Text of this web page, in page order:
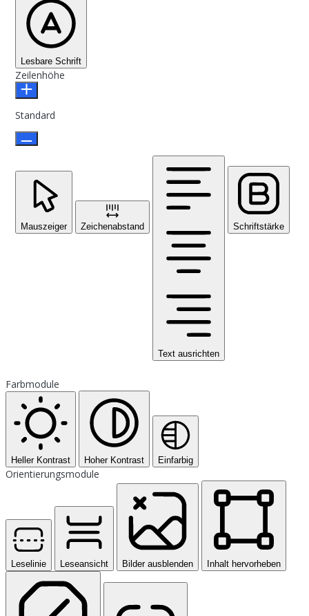
Lesbare Schrift
Zeilenhöhe
Standard
Mauszeiger Zeichenabstand
Text ausrichten
Schriftstärke
Farbmodule
Heller Kontrast Hoher Kontrast Einfarbig
Orientierungsmodule
Leselinie Leseansicht Bilder ausblenden Inhalt hervorheben